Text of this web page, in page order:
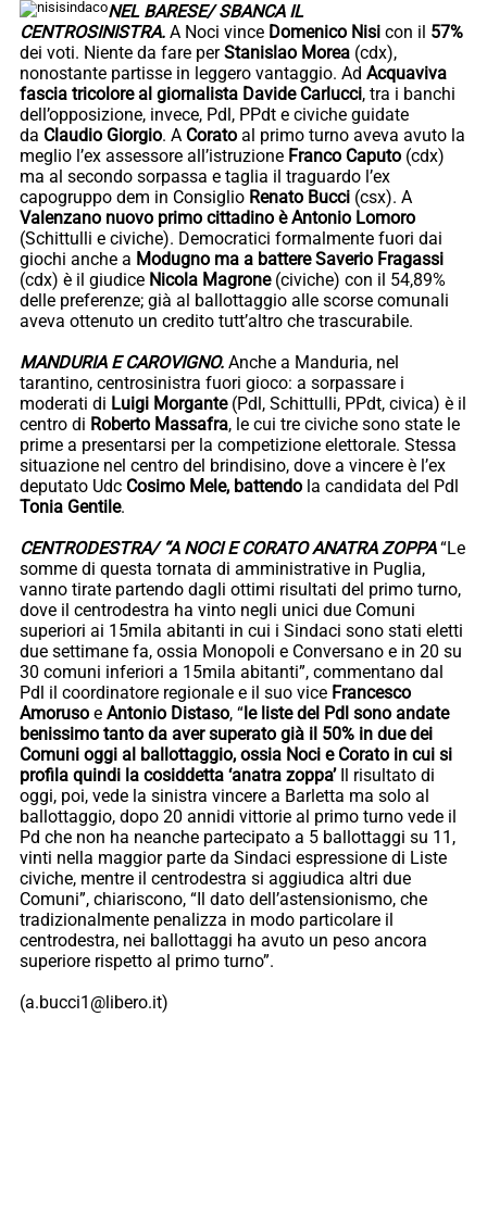
NEL BARESE/ SBANCA IL
CENTROSINISTRA. A Noci vince Domenico Nisi con il 57%
dei voti. Niente da fare perStanislao Morea (cdx),
nonostante partisse in leggero vantaggio. Ad Acquaviva
fascia tricolore al giornalista Davide Carlucci, tra i banchi
dell’opposizione, invece, Pdl, PPdt e civiche guidate
da Claudio Giorgio. A Corato al primo turno aveva avuto la
meglio l’ex assessore all’istruzione Franco Caputo (cdx)
ma al secondo sorpassa e taglia il traguardo l’ex
capogruppo dem in Consiglio Renato Bucci (csx). A
Valenzano nuovo primo cittadino è Antonio Lomoro
(Schittulli e civiche). Democratici formalmente fuori dai
giochi anche a Modugno ma a battere Saverio Fragassi
(cdx) è il giudice Nicola Magrone(civiche) con il 54,89%
delle preferenze; già al ballottaggio alle scorse comunali
aveva ottenuto un credito tutt’altro che trascurabile.
MANDURIA E CAROVIGNO. Anche a Manduria, nel
tarantino, centrosinistra fuori gioco: a sorpassare i
moderati di Luigi Morgante(Pdl, Schittulli, PPdt, civica) è il
centro di Roberto Massafra, le cui tre civiche sono state le
prime a presentarsi per la competizione elettorale. Stessa
situazione nel centro del brindisino, dove a vincere è l’ex
deputato Udc Cosimo Mele, battendo la candidata del Pdl
Tonia Gentile.
CENTRODESTRA/ “A NOCI E CORATO ANATRA ZOPPA“Le
somme di questa tornata di amministrative in Puglia,
vanno tirate partendo dagli ottimi risultati del primo turno,
dove il centrodestra ha vinto negli unici due Comuni
superiori ai 15mila abitanti in cui i Sindaci sono stati eletti
due settimane fa, ossia Monopoli e Conversano e in 20 su
30 comuni inferiori a 15mila abitanti”, commentano dal
Pdl il coordinatore regionale e il suo vice Francesco
Amoruso e Antonio Distaso, “ le liste del Pdl sono andate
benissimo tanto da aver superato già il 50% in due dei
Comuni oggi al ballottaggio, ossia Noci e Corato in cui si
profila quindi la cosiddetta ‘anatra zoppa’Il risultato di
oggi, poi, vede la sinistra vincere a Barletta ma solo al
ballottaggio, dopo 20 annidi vittorie al primo turno vede il
Pd che non ha neanche partecipato a 5 ballottaggi su 11,
vinti nella maggior parte da Sindaci espressione di Liste
civiche, mentre il centrodestra si aggiudica altri due
Comuni”, chiariscono, “Il dato dell’astensionismo, che
tradizionalmente penalizza in modo particolare il
centrodestra, nei ballottaggi ha avuto un peso ancora
superiore rispetto al primo turno”.
(a.bucci1@libero.it)